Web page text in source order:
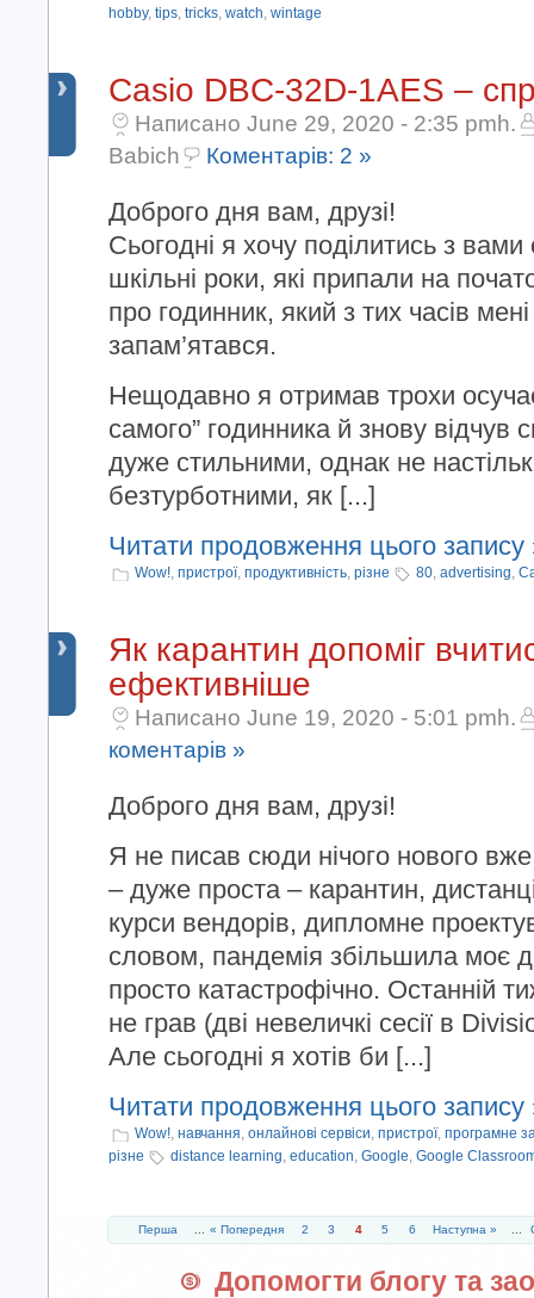
hobby, tips, tricks, watch, wintage
Casio DBC-32D-1AES –
Написано June 29, 2020 - 2:35 pmh.
Babich
Коментарів: 2 »
Доброго дня вам, друзі!
Сьогодні я хочу поділитись з
шкільні роки, які припали на
про годинник, який з тих часів
запам’ятався.
Нещодавно я отримав трохи
самого” годинника й знову відчув
дуже стильними, однак не
безтурботними, як [...]
Читати продовження цього запису
Wow!, пристрої, продуктивність, різне 80, advertising,
Як карантин допоміг
ефективніше
Написано June 19, 2020 - 5:01 pmh.
коментарів »
Доброго дня вам, друзі!
Я не писав сюди нічого нового
– дуже проста – карантин,
курси вендорів, дипломне
словом, пандемія збільшила моє
просто катастрофічно. Останній
не грав (дві невеличкі сесії в
Але сьогодні я хотів би [...]
Читати продовження цього запису
Wow!, навчання, онлайнові сервіси, пристрої, програмне
різне
distance learning, education, Google, Google
Перша « Попередня 2 3 4 5 6 Наступна »
Допомогти блогу та